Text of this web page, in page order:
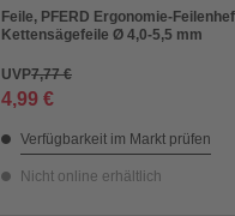
Feile, PFERD Ergonomie-
Kettensägefeile Ø 4,0-5,5 mm
UVP7,77 €
4,99 €
Verfügbarkeit im Markt prüfen
Nicht online erhältlich